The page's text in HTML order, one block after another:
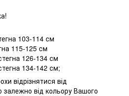
103-114 см
115-125 см
126-134 см
134-142 см;
відрізнятися від
від кольору Вашого